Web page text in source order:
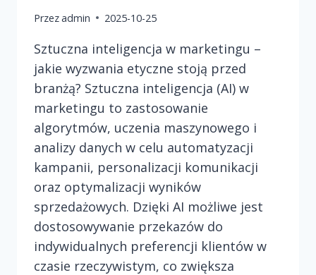
Przezadmin 2025-10-25
Sztuczna inteligencja w marketingu –
jakie wyzwania etyczne stoją przed
branżą? Sztuczna inteligencja (AI) w
marketingu to zastosowanie
algorytmów, uczenia maszynowego i
analizy danych w celu automatyzacji
kampanii, personalizacji komunikacji
oraz optymalizacji wyników
sprzedażowych. Dzięki AI możliwe jest
dostosowywanie przekazów do
indywidualnych preferencji klientów w
czasie rzeczywistym, co zwiększa